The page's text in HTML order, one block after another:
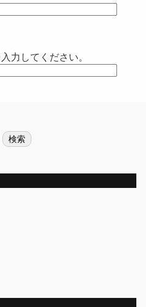
力してください。
検索